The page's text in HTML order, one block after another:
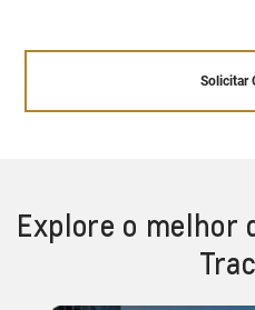
Solicitar
Explore o melhor